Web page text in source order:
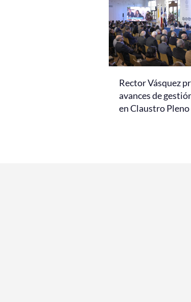
Rector Vásquez
avances de
en Claustro